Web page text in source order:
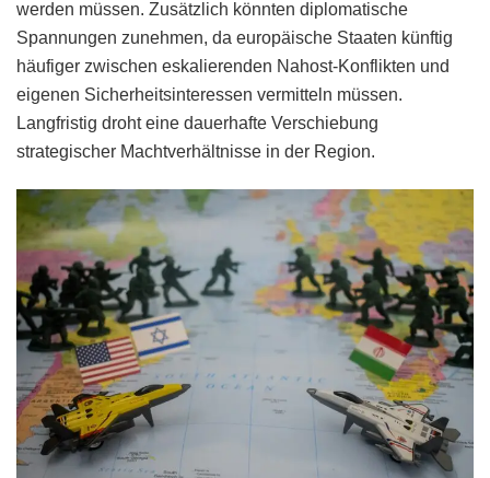
werden müssen. Zusätzlich könnten diplomatische
Spannungen zunehmen, da europäische Staaten künftig
häufiger zwischen eskalierenden Nahost-Konflikten und
eigenen Sicherheitsinteressen vermitteln müssen.
Langfristig droht eine dauerhafte Verschiebung
strategischer Machtverhältnisse in der Region.